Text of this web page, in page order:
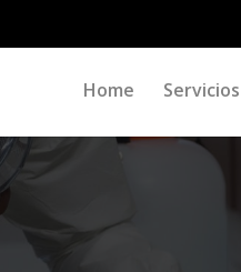
Home Servicios